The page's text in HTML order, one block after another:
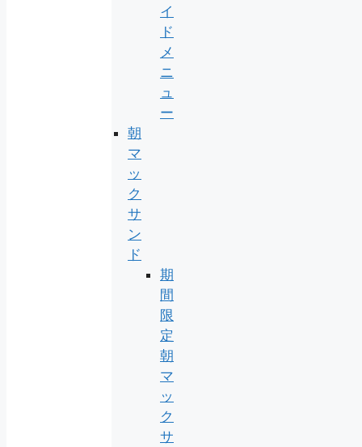
イ
ド
メ
ニ
ュ
ー
朝
マ
ッ
ク
サ
ン
ド
期
間
限
定
朝
マ
ッ
ク
サ